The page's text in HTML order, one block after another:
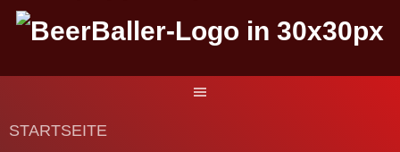
STARTSEITE